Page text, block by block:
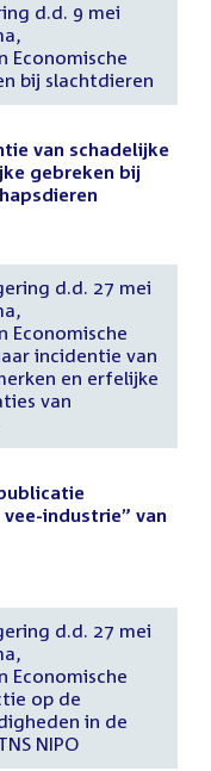
d.d. 9 mei
Economische
bij slachtdieren
van schadelijke
gebreken bij
d.d. 27 mei
Economische
incidentie van
en erfelijke
van
industrie” van
d.d. 27 mei
Economische
op de
in de
NIPO